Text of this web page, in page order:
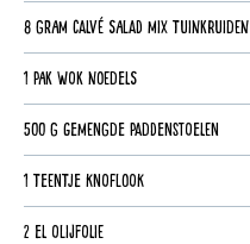
8 gram Calvé Salad Mix Tuinkruiden
1 pak wok noedels
500 g gemengde paddenstoelen
1 teentje knoflook
2 el olijfolie